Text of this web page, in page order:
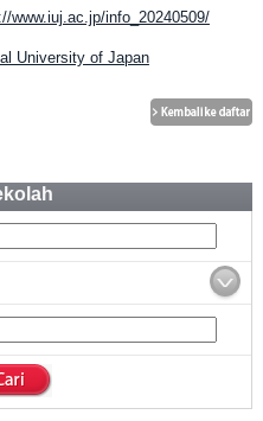
www.iuj.ac.jp/info_20240509/
University of Japan